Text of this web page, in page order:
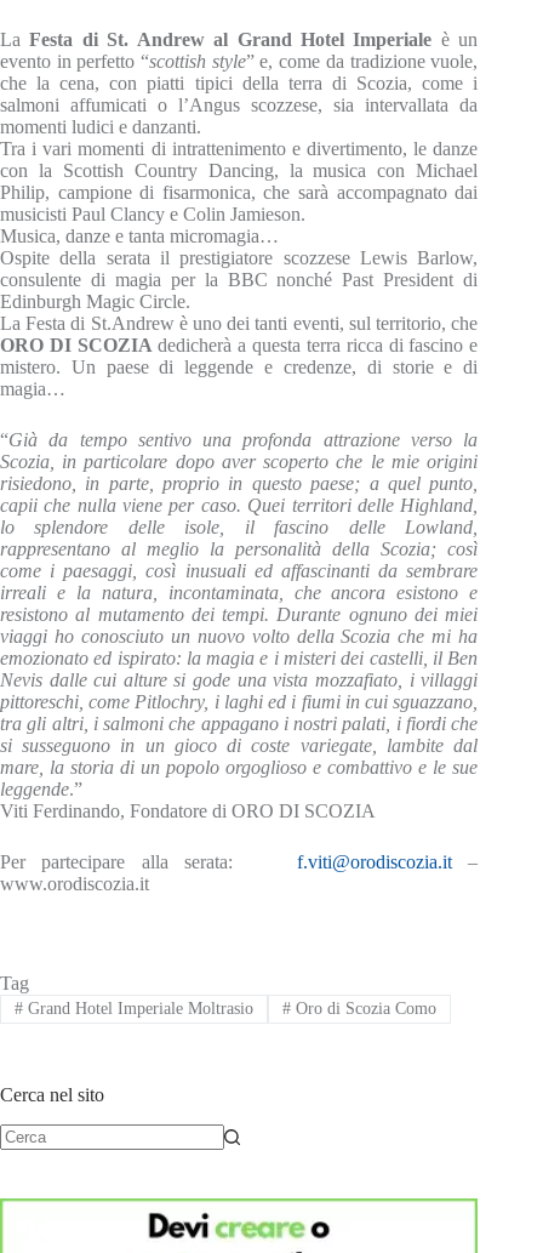
LaFesta di St. Andrew al Grand Hotel Imperiale è un
evento in perfetto “scottish style” e, come da tradizione vuole,
che la cena, con piatti tipici della terra di Scozia, come i
salmoni affumicati o l’Angus scozzese, sia intervallata da
momenti ludici e danzanti.
Tra i vari momenti di intrattenimento e divertimento, le danze
con la Scottish Country Dancing, la musica con Michael
Philip, campione di fisarmonica, che sarà accompagnato dai
musicisti Paul Clancy e Colin Jamieson.
Musica, danze e tanta micromagia…
Ospite della serata il prestigiatore scozzese Lewis Barlow,
consulente di magia per la BBC nonché Past President di
Edinburgh Magic Circle.
La Festa di St.Andrew è uno dei tanti eventi, sul territorio, che
ORO DI SCOZIA dedicherà a questa terra ricca di fascino e
mistero. Un paese di leggende e credenze, di storie e di
magia…
“Già da tempo sentivo una profonda attrazione verso la
Scozia, in particolare dopo aver scoperto che le mie origini
risiedono, in parte, proprio in questo paese; a quel punto,
capii che nulla viene per caso. Quei territori delle Highland,
lo splendore delle isole, il fascino delle Lowland,
rappresentano al meglio la personalità della Scozia; così
come i paesaggi, così inusuali ed affascinanti da sembrare
irreali e la natura, incontaminata, che ancora esistono e
resistono al mutamento dei tempi. Durante ognuno dei miei
viaggi ho conosciuto un nuovo volto della Scozia che mi ha
emozionato ed ispirato: la magia e i misteri dei castelli, il Ben
Nevis dalle cui alture si gode una vista mozzafiato, i villaggi
pittoreschi, come Pitlochry, i laghi ed i fiumi in cui sguazzano,
tra gli altri, i salmoni che appagano i nostri palati, i fiordi che
si susseguono in un gioco di coste variegate, lambite dal
mare, la storia di un popolo orgoglioso e combattivo e le sue
leggende.”
Viti Ferdinando, Fondatore di ORO DI SCOZIA
Per partecipare alla serata: f.viti@orodiscozia.it–
www.orodiscozia.it
Tag
#Grand Hotel Imperiale Moltrasio #Oro di Scozia Como
Cerca nel sito